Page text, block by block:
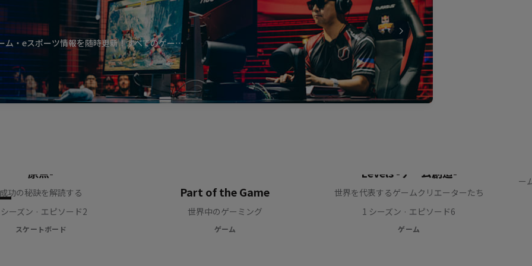
ム・eスポーツ情報を随時更新！すべてのゲー…
原点-
功の秘訣を解読する
ーズン · エピソード2
スケートボード
Part of the Game
世界中のゲーミング
ゲーム
Levels -ゲーム創造-
世界を代表するゲームクリエーターたち
1 シーズン · エピソード6
ゲーム
ー